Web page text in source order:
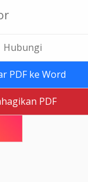
Hubungi
PDF ke Word
PDF